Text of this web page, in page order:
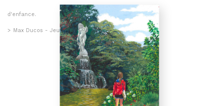
d'enfance.
> Max Ducos - Jeune fille et fontaine